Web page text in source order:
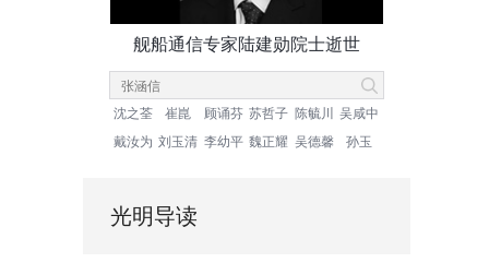
舰船通信专家陆建勋院士逝世
沈之荃 崔崑 顾诵芬 苏哲子 陈毓川
吴咸中
戴汝为 刘玉清 李幼平 魏正耀 吴德馨 孙玉
光明导读